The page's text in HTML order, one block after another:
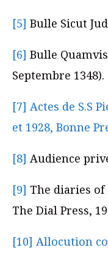
[5] Bulle Sicut
[6] Bulle
Septembre 1348).
[7] Actes de S.S
et 1928, Bonne
[8] Audience
[9] The diaries
The Dial Press,
[10] Allocution